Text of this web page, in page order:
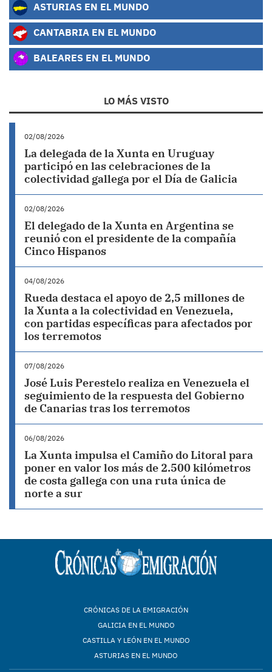
ASTURIAS EN EL MUNDO
CANTABRIA EN EL MUNDO
BALEARES EN EL MUNDO
LO MÁS VISTO
02/08/2026
La delegada de la Xunta en Uruguay
participó en las celebraciones de la
colectividad gallega por el Día de Galicia
02/08/2026
El delegado de la Xunta en Argentina se
reunió con el presidente de la compañía
Cinco Hispanos
04/08/2026
Rueda destaca el apoyo de 2,5 millones de
la Xunta a la colectividad en Venezuela,
con partidas específicas para afectados por
los terremotos
07/08/2026
José Luis Perestelo realiza en Venezuela el
seguimiento de la respuesta del Gobierno
de Canarias tras los terremotos
06/08/2026
La Xunta impulsa el Camiño do Litoral para
poner en valor los más de 2.500 kilómetros
de costa gallega con una ruta única de
norte a sur
CRÓNICAS DE LA EMIGRACIÓN
GALICIA EN EL MUNDO
CASTILLA Y LEÓN EN EL MUNDO
ASTURIAS EN EL MUNDO